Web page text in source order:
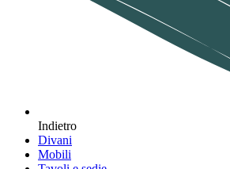
Indietro
Divani
Mobili